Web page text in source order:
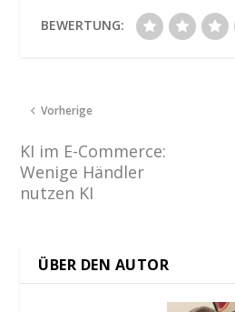
BEWERTUNG:
Vorherige
KI im E-Commerce:
Wenige Händler
nutzen KI
ÜBER DEN AUTOR